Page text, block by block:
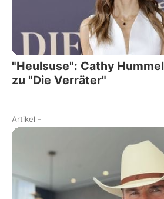
"Heulsuse": Cathy
zu "Die Verräter"
Artikel -